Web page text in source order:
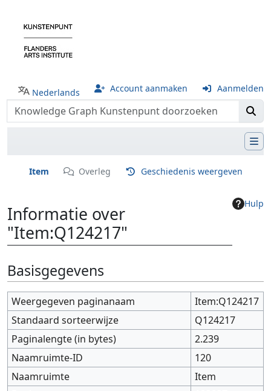
Nederlands Account aanmaken Aanmelden
Item Overleg Geschiedenis weergeven
Hulp
Informatie over
"Item:Q124217"
Ga naar:
Basisgegevens
Weergegeven paginanaam
Item:Q124217
Standaard sorteerwijze
Q124217
Paginalengte (in bytes)
2.239
Naamruimte-ID
120
Naamruimte
Item